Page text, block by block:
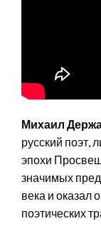
Михаил
русский поэт,
эпохи
значимых
века и оказал
поэтических